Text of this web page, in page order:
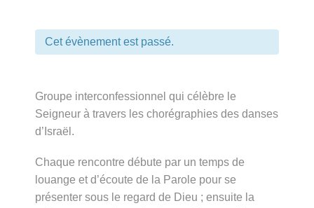
Cet évènement est passé.
Groupe interconfessionnel qui célèbre le
Seigneur à travers les chorégraphies des danses
d’Israël.
Chaque rencontre débute par un temps de
louange et d’écoute de la Parole pour se
présenter sous le regard de Dieu ; ensuite la